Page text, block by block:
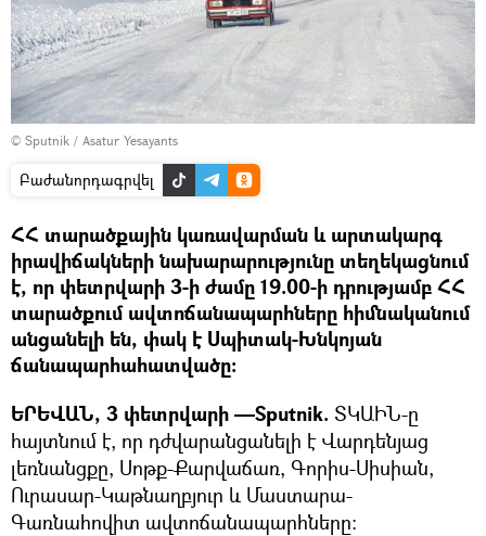
© Sputnik / Asatur Yesayants
Բաժանորդագրվել
ՀՀ տարածքային կառավարման և արտակարգ
իրավիճակների նախարարությունը տեղեկացնում
է, որ փետրվարի 3-ի ժամը 19.00-ի դրությամբ ՀՀ
տարածքում ավտոճանապարհները հիմնականում
անցանելի են, փակ է Սպիտակ-Խնկոյան
ճանապարհահատվածը:
ԵՐԵՎԱՆ, 3 փետրվարի —Sputnik. ՏԿԱԻՆ-ը
հայտնում է, որ դժվարանցանելի է Վարդենյաց
լեռնանցքը, Սոթք-Քարվաճառ, Գորիս-Սիսիան,
Ուրասար-Կաթնաղբյուր և Մաստարա-
Գառնահովիտ ավտոճանապարհները: